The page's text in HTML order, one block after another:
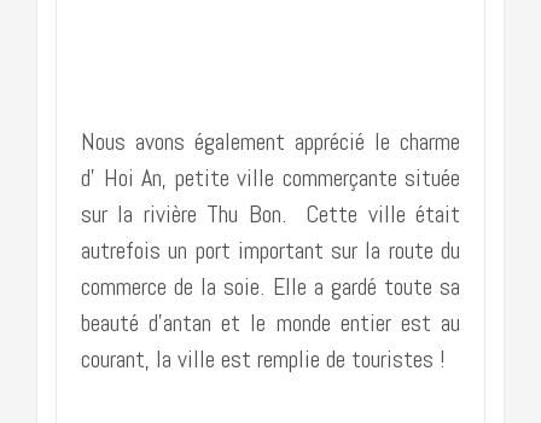
Nous avons également apprécié le charme
d’ Hoi An, petite ville commerçante située
sur la rivière Thu Bon. Cette ville était
autrefois un port important sur la route du
commerce de la soie. Elle a gardé toute sa
beauté d’antan et le monde entier est au
courant, la ville est remplie de touristes !